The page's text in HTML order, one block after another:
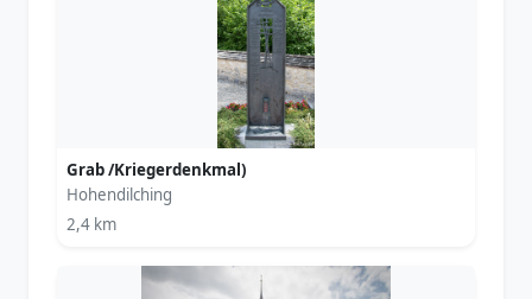
Grab /Kriegerdenkmal)
Hohendilching
2,4 km